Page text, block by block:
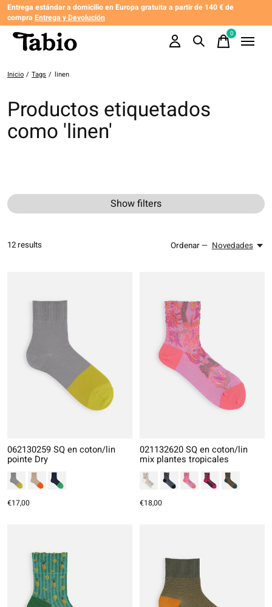
Entrega estándar a domicilio en Europa gratuita a partir de 140 € de
compra Entrega y Devolución
0items
Inicio / Tags / linen
Productos etiquetados
como 'linen'
Show filters
12 results Ordenar — Novedades
062130259 SQ en coton/lin
pointe Dry
€17,00
021132620 SQ en coton/lin
mix plantes tropicales
€18,00